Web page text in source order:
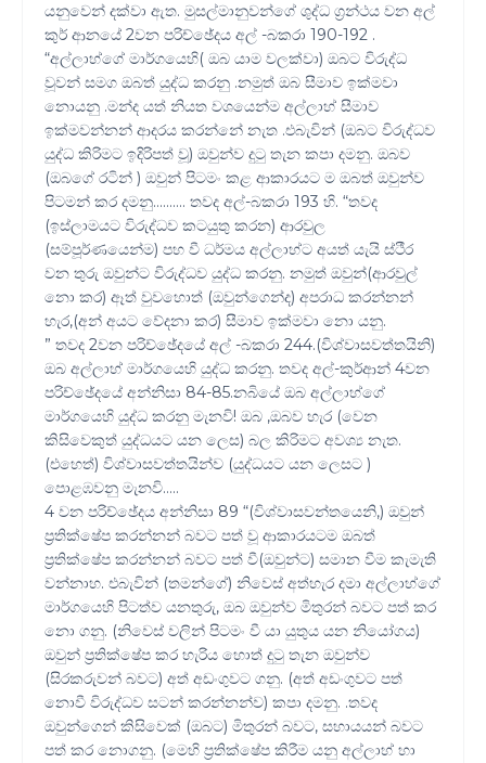
යනුවෙන් දක්වා ඇත. මුසල්මානුවන්ගේ ශුද්ධ ග්‍රන්ථය වන අල්
කුර් ආනයේ 2වන පරිච්ඡේදය අල් -බකරා 190-192 .
“අල්ලාහ්ගේ මාර්ගයෙහි( ඔබ යාම වලක්වා) ඔබට විරුද්ධ
වූවන් සමග ඔබත් යුද්ධ කරනු .නමුත් ඔබ සීමාව ඉක්මවා
නොයනු .මන්ද යත් නියත වශයෙන්ම අල්ලාහ් සීමාව
ඉක්මවන්නන් ආදරය කරන්නේ නැත .එබැවින් (ඔබට විරුද්ධව
යුද්ධ කිරිමට ඉදිරිපත් වූ) ඔවුන්ව දුටු තැන කපා දමනු. ඔබව
(ඔබගේ රටින් ) ඔවුන් පිටමං කළ ආකාරයට ම ඔබත් ඔවුන්ව
පිටමන් කර දමනු………. තවද අල්-බකරා 193 හි. “තවද
(ඉස්ලාමයට විරුද්ධව කටයුතු කරන) ආරවුල
(සම්පූර්ණයෙන්ම) පහ වී ධර්මය අල්ලාහ්ට අයත් යැයි ස්ථීර
වන තුරු ඔවුන්ට විරුද්ධව යුද්ධ කරනු. නමුත් ඔවුන්(ආරවුල්
නො කර) ඈත් වුවහොත් (ඔවුන්ගෙන්ද) අපරාධ කරන්නන්
හැර,(අන් අයට වේදනා කර) සීමාව ඉක්මවා නො යනු.
” තවද 2වන පරිච්ඡේදයේ අල් -බකරා 244.(විශ්වාසවත්තයිනි)
ඔබ අල්ලාහ් මාර්ගයෙහි යුද්ධ කරනු. තවද අල්-කුර්ආන් 4වන
පරිච්ඡේදයේ අන්නිසා 84-85.නබියේ ඔබ අල්ලාහ්ගේ
මාර්ගයෙහි යුද්ධ කරනු මැනවි! ඔබ ,ඔබව හැර (වෙන
කිසිවෙකුත් යුද්ධයට යන ලෙස) බල කිරිමට අවශ්‍ය නැත.
(එහෙත්) විශ්වාසවත්තයින්ව (යුද්ධයට යන ලෙසට )
පොළඹවනු මැනවි…..
4 වන පරිච්ඡේදය අන්නිසා 89 “(විශ්වාසවන්තයෙනි,) ඔවුන්
ප්‍රතික්ෂේප කරන්නන් බවට පත් වූ ආකාරයටම ඔබත්
ප්‍රතික්ෂේප කරන්නන් බවට පත් වී(ඔවුන්ට) සමාන වීම කැමැති
වන්නාහ. එබැවින් (තමන්ගේ) නිවෙස් අත්හැර දමා අල්ලාහ්ගේ
මාර්ගයෙහි පිටත්ව යනතුරු, ඔබ ඔවුන්ව මිතුරන් බවට පත් කර
නො ගනු. (නිවෙස් වලින් පිටමං වී යා යුතුය යන නියෝගය)
ඔවුන් ප්‍රතික්ෂේප කර හැරිය හොත් දුටු තැන ඔවුන්ව
(සිරකරුවන් බවට) අත් අඩංගුවට ගනු. (අත් අඩංගුවට පත්
නොවී විරුද්ධව සටන් කරන්නන්ව) කපා දමනු. .තවද
ඔවුන්ගෙන් කිසිවෙක් (ඔබට) මිතුරන් බවට, සහායයන් බවට
පත් කර නොගනු. (මෙහි ප්‍රතික්ෂේප කිරීම යනු අල්ලාහ් හා